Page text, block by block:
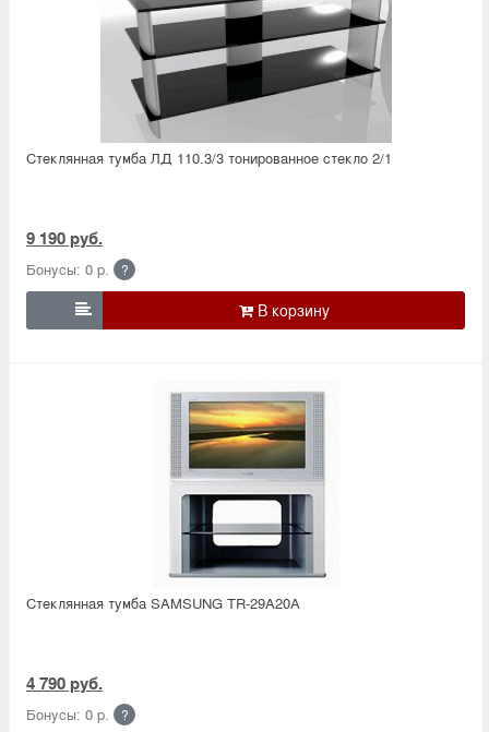
Стеклянная тумба ЛД 110.3/3 тонированное стекло 2/1
9 190 руб.
Бонусы: 0 р. ?

Стеклянная тумба SAMSUNG TR-29A20A
4 790 руб.
Бонусы: 0 р. ?